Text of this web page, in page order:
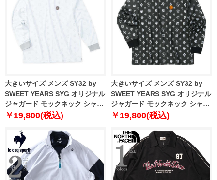
大きいサイズ メンズ SY32 by
SWEET YEARS SYG オリジナル
ジャガード モックネック シャツ
ホワイト 1278-5606-1 3L 4L 5L
￥19,800(税込)
大きいサイズ メンズ SY32 by
SWEET YEARS SYG オリジナル
ジャガード モックネック シャツ
ブラック 1278-5606-2 3L 4L 5L
￥19,800(税込)